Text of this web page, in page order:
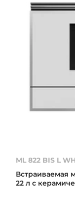
ML 822 BIS L
Встраиваемая
22 л с